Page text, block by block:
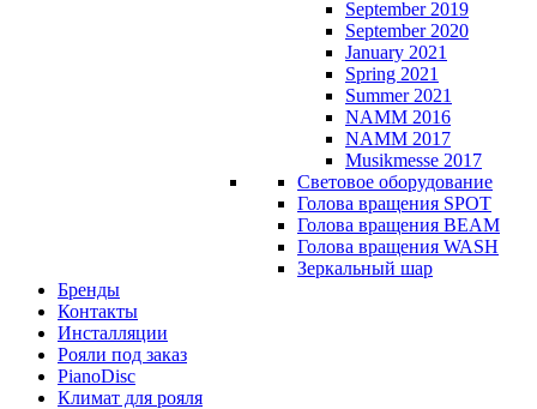
September 2019
September 2020
January 2021
Spring 2021
Summer 2021
NAMM 2016
NAMM 2017
Musikmesse 2017
Световое оборудование
Голова вращения SPOT
Голова вращения BEAM
Голова вращения WASH
Зеркальный шар
Бренды
Контакты
Инсталляции
Рояли под заказ
PianoDisc
Климат для рояля